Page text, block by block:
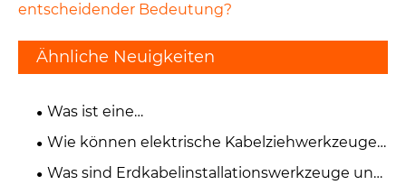
entscheidender Bedeutung?
Ähnliche Neuigkeiten
Was ist eine
Freileitungsverspannungsausrüstung und
entscheidender Bedeutung?
Wie können elektrische Kabelziehwerkzeuge
die Installationszeit verkürzen, ohne das Kabel
Was sind Erdkabelinstallationswerkzeuge und